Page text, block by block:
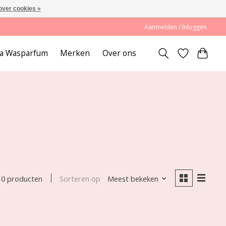
Aanmelden / Inloggen
Wasparfum Merken Over ons
0 producten Sorteren op Meest bekeken
cookies »